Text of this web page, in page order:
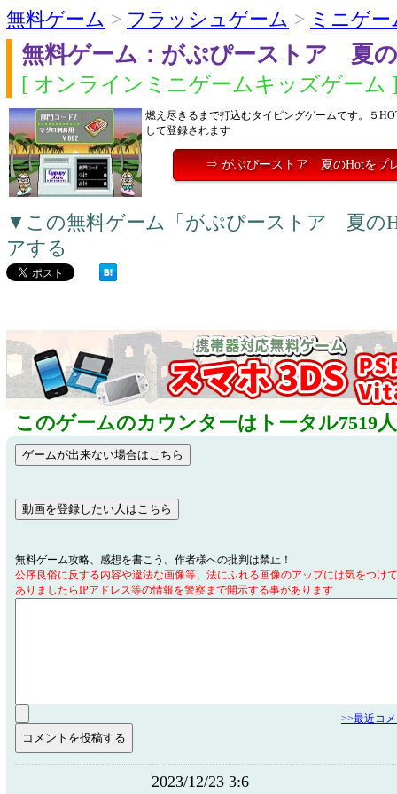
無料ゲーム > フラッシュゲーム > ミニゲー
無料ゲーム：がぷぴーストア 夏
[ オンラインミニゲームキッズゲーム
燃え尽きるまで打込むタイピングゲームです。５
して登録されます
⇒ がぷぴーストア 夏のHotをプ
▼この無料ゲーム「がぷぴーストア 夏の
アする
このゲームのカウンターはトータル7519
無料ゲーム攻略、感想を書こう。作者様への批判は禁止！
公序良俗に反する内容や違法な画像等、法にふれる画像のアップには気をつけ
ありましたらIPアドレス等の情報を警察まで開示する事があります
>>最近コ
2023/12/23 3:6